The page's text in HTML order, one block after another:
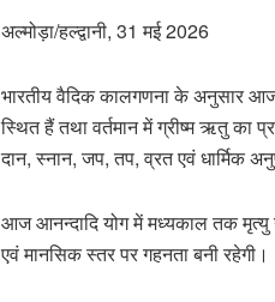
अल्मोड़ा/हल्द्वानी, 31 मई 2026
भारतीय वैदिक कालगणना के अनुसार
स्थित हैं तथा वर्तमान में ग्रीष्म ऋतु का
दान, स्नान, जप, तप, व्रत एवं धार्मिक
आज आनन्दादि योग में मध्यकाल तक मृत्यु
एवं मानसिक स्तर पर गहनता बनी रहेगी।